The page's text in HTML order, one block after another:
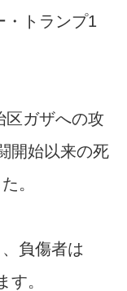
・トランプ1
区ガザへの攻
開始以来の死
。
、負傷者は
す。